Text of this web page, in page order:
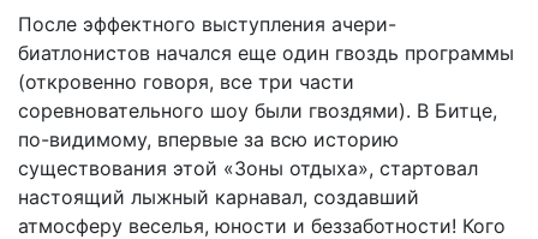
После эффектного выступления ачери-
биатлонистов начался еще один гвоздь программы
(откровенно говоря, все три части
соревновательного шоу были гвоздями). В Битце,
по-видимому, впервые за всю историю
существования этой «Зоны отдыха», стартовал
настоящий лыжный карнавал, создавший
атмосферу веселья, юности и беззаботности! Кого